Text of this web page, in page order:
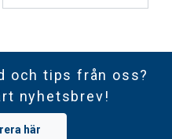
och tips från oss?
nyhetsbrev!
här